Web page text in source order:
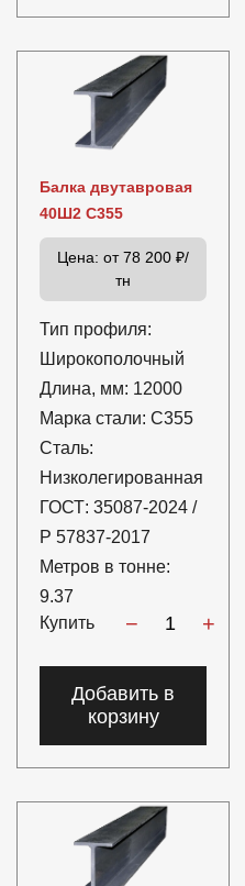
Балка двутавровая
40Ш2 С355
Цена: от 78 200 ₽/
тн
Тип профиля:
Широкополочный
Длина, мм: 12000
Марка стали: С355
Сталь:
Низколегированная
ГОСТ: 35087-2024 /
Р 57837-2017
Метров в тонне:
9.37
Купить
− +
Добавить в
корзину